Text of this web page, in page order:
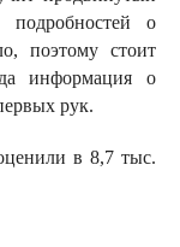
о
поэтому стоит
информация о
рук.
в 8,7 тыс.